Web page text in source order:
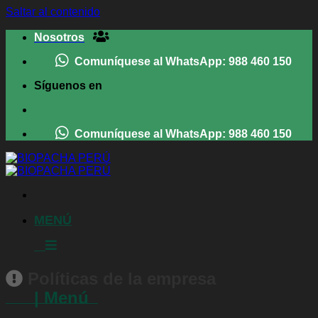
Saltar al contenido
Nosotros
Comuníquese al WhatsApp: 988 460 150
Síguenos en
Comuníquese al WhatsApp: 988 460 150
MENÚ
| Menú